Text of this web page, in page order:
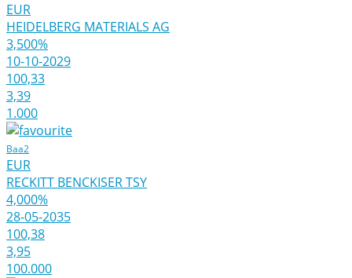
EUR
HEIDELBERG MATERIALS AG
3,500%
10-10-2029
100,33
3,39
1.000
Baa2
EUR
RECKITT BENCKISER TSY
4,000%
28-05-2035
100,38
3,95
100.000